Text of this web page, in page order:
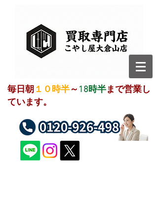
毎日朝 １０時半～ 18時半まで営業し
ています。